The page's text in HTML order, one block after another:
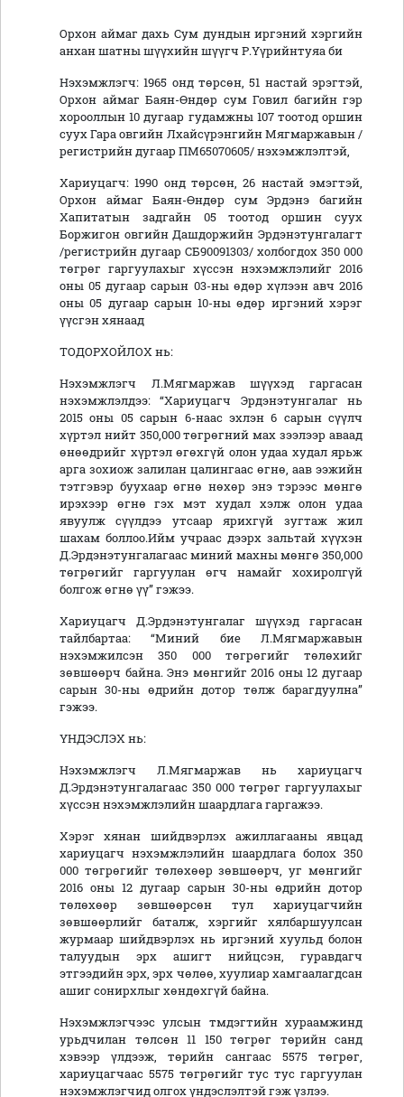
Орхон аймаг дахь Сум дундын иргэний хэргийн
анхан шатны шүүхийн шүүгч Р.Үүрийнтуяа би
Нэхэмжлэгч: 1965 онд төрсөн, 51 настай эрэгтэй,
Орхон аймаг Баян-Өндөр сум Говил багийн гэр
хорооллын 10 дугаар гудамжны 107 тоотод оршин
суух Гара овгийн Лхайсүрэнгийн Мягмаржавын /
регистрийн дугаар ПМ65070605/ нэхэмжлэлтэй,
Хариуцагч: 1990 онд төрсөн, 26 настай эмэгтэй,
Орхон аймаг Баян-Өндөр сум Эрдэнэ багийн
Хапитатын задгайн 05 тоотод оршин суух
Боржигон овгийн Дашдоржийн Эрдэнэтунгалагт
/регистрийн дугаар СБ90091303/ холбогдох 350 000
төгрөг гаргуулахыг хүссэн нэхэмжлэлийг 2016
оны 05 дугаар сарын 03-ны өдөр хүлээн авч 2016
оны 05 дугаар сарын 10-ны өдөр иргэний хэрэг
үүсгэн хянаад
ТОДОРХОЙЛОХ нь:
Нэхэмжлэгч Л.Мягмаржав шүүхэд гаргасан
нэхэмжлэлдээ: “Хариуцагч Эрдэнэтунгалаг нь
2015 оны 05 сарын 6-наас эхлэн 6 сарын сүүлч
хүртэл нийт 350,000 төгрөгний мах зээлээр аваад
өнөөдрийг хүртэл өгөхгүй олон удаа худал ярьж
арга зохиож залилан цалингаас өгнө, аав ээжийн
тэтгэвэр буухаар өгнө нөхөр энэ тэрээс мөнгө
ирэхээр өгнө гэх мэт худал хэлж олон удаа
явуулж сүүлдээ утсаар ярихгүй зугтаж жил
шахам боллоо.Ийм учраас дээрх зальтай хүүхэн
Д.Эрдэнэтунгалагаас миний махны мөнгө 350,000
төгрөгийг гаргуулан өгч намайг хохиролгүй
болгож өгнө үү” гэжээ.
Хариуцагч Д.Эрдэнэтунгалаг шүүхэд гаргасан
тайлбартаа: “Миний бие Л.Мягмаржавын
нэхэмжилсэн 350 000 төгрөгийг төлөхийг
зөвшөөрч байна. Энэ мөнгийг 2016 оны 12 дугаар
сарын 30-ны өдрийн дотор төлж барагдуулна”
гэжээ.
ҮНДЭСЛЭХ нь:
Нэхэмжлэгч Л.Мягмаржав нь хариуцагч
Д.Эрдэнэтунгалагаас 350 000 төгрөг гаргуулахыг
хүссэн нэхэмжлэлийн шаардлага гаргажээ.
Хэрэг хянан шийдвэрлэх ажиллагааны явцад
хариуцагч нэхэмжлэлийн шаардлага болох 350
000 төгрөгийг төлөхөөр зөвшөөрч, уг мөнгийг
2016 оны 12 дугаар сарын 30-ны өдрийн дотор
төлөхөөр зөвшөөрсөн тул хариуцагчийн
зөвшөөрлийг баталж, хэргийг хялбаршуулсан
журмаар шийдвэрлэх нь иргэний хуульд болон
талуудын эрх ашигт нийцсэн, гуравдагч
этгээдийн эрх, эрх чөлөө, хуулиар хамгаалагдсан
ашиг сонирхлыг хөндөхгүй байна.
Нэхэмжлэгчээс улсын тмдэгтийн хураамжинд
урьдчилан төлсөн 11 150 төгрөг төрийн санд
хэвээр үлдээж, төрийн сангаас 5575 төгрөг,
хариуцагчаас 5575 төгрөгийг тус тус гаргуулан
нэхэмжлэгчид олгох үндэслэлтэй гэж үзлээ.